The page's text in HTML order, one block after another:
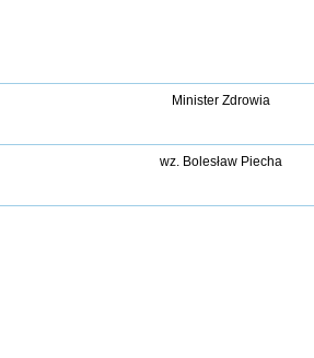
Minister Zdrowia
wz. Bolesław Piecha